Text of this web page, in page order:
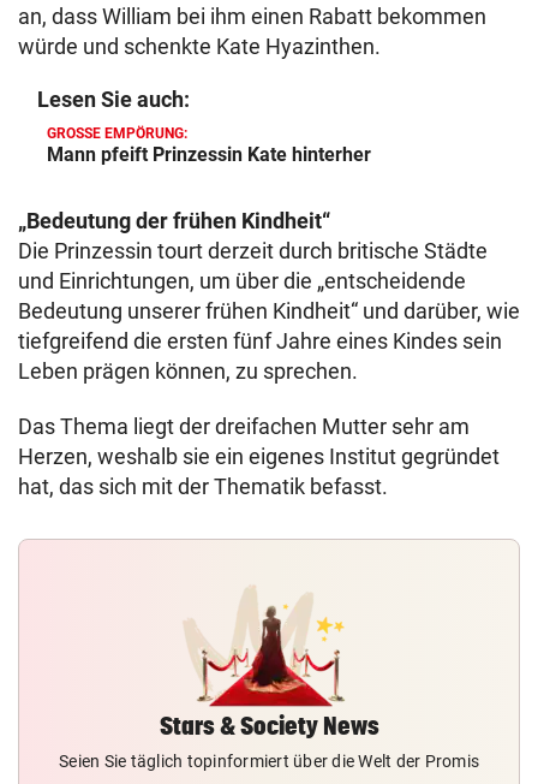
an, dass William bei ihm einen Rabatt bekommen
würde und schenkte Kate Hyazinthen.
Lesen Sie auch:
GROSSE EMPÖRUNG:
Mann pfeift Prinzessin Kate hinterher
„Bedeutung der frühen Kindheit“
Die Prinzessin tourt derzeit durch britische Städte
und Einrichtungen, um über die „entscheidende
Bedeutung unserer frühen Kindheit“ und darüber, wie
tiefgreifend die ersten fünf Jahre eines Kindes sein
Leben prägen können, zu sprechen.
Das Thema liegt der dreifachen Mutter sehr am
Herzen, weshalb sie ein eigenes Institut gegründet
hat, das sich mit der Thematik befasst.
Stars & Society News
Seien Sie täglich topinformiert über die Welt der Promis